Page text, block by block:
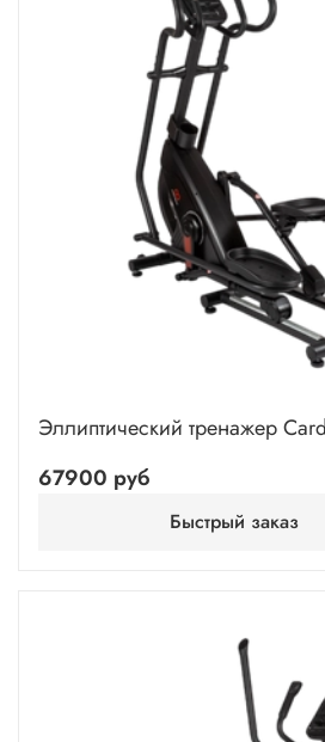
Эллиптический тренажер
67900 руб
Быстрый заказ